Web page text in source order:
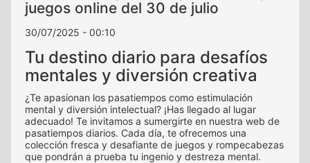
juegos online del 30 de julio
30/07/2025 - 00:10
Tu destino diario para desafíos
mentales y diversión creativa
¿Te apasionan los pasatiempos como estimulación
mental y diversión intelectual? ¡Has llegado al lugar
adecuado! Te invitamos a sumergirte en nuestra web de
pasatiempos diarios. Cada día, te ofrecemos una
colección fresca y desafiante de juegos y rompecabezas
que pondrán a prueba tu ingenio y destreza mental.